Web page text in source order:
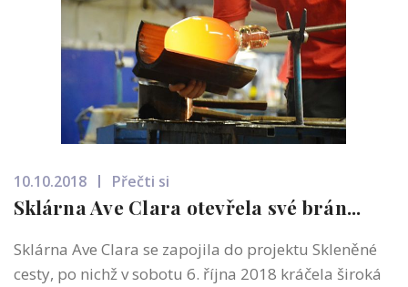
10.10.2018 Přečti si
Sklárna Ave Clara otevřela své brán...
Sklárna Ave Clara se zapojila do projektu Skleněné
cesty, po nichž v sobotu 6. října 2018 kráčela široká